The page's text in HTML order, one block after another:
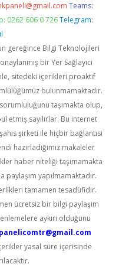
Teams:
0262 606 0 726 Telegram:
gereğince Bilgi Teknolojileri
bir Yer Sağlayıcı
sitedeki içerikleri proaktif
bulunmamaktadır.
taşımakta olup,
etmiş sayılırlar. Bu internet
şirketi ile hiçbir bağlantısı
hazırladığımız makaleler
haber niteliği taşımamakta
paylaşım yapılmamaktadır.
tamamen tesadüfidir.
ücretsiz bir bilgi paylaşım
aykırı olduğunu
yasal süre içerisinde